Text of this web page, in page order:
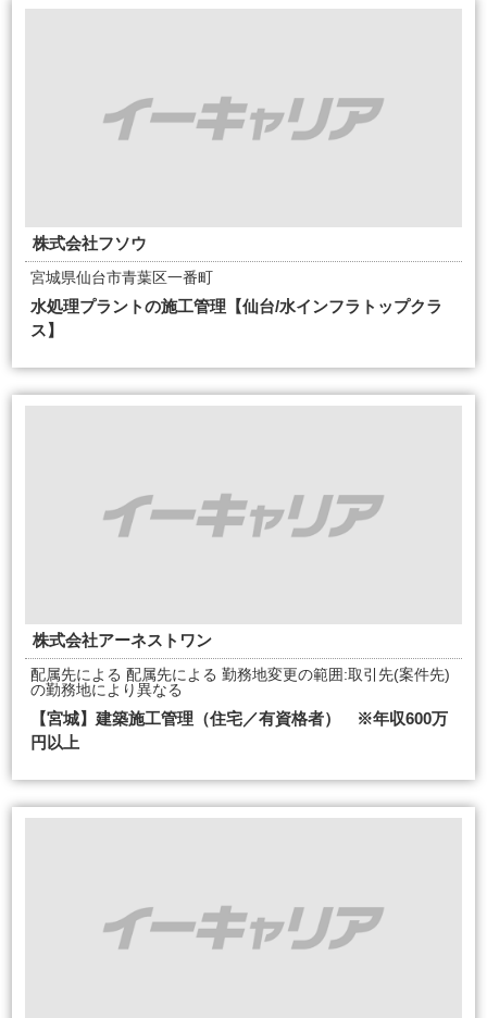
株式会社フソウ
宮城県仙台市青葉区一番町
水処理プラントの施工管理【仙台/水インフラトップクラ
ス】
株式会社アーネストワン
配属先による 配属先による 勤務地変更の範囲:取引先(案件先)
の勤務地により異なる
【宮城】建築施工管理（住宅／有資格者） ※年収600万
円以上